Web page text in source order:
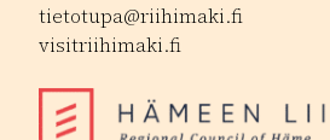
tietotupa@riihimaki.fi
visitriihimaki.fi